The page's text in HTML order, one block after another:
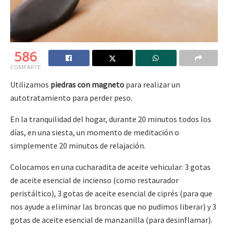
586
COMPARTE
Utilizamos piedras con magneto para realizar un
autotratamiento para perder peso.
En la tranquilidad del hogar, durante 20 minutos todos los
días, en una siesta, un momento de meditación o
simplemente 20 minutos de relajación.
Colocamos en una cucharadita de aceite vehicular: 3 gotas
de aceite esencial de incienso (como restaurador
peristáltico), 3 gotas de aceite esencial de ciprés (para que
nos ayude a eliminar las broncas que no pudimos liberar) y 3
gotas de aceite esencial de manzanilla (para desinflamar).